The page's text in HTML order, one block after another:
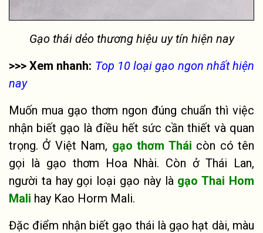
Gạo thái dẻo thương hiệu uy tín hiện nay
>>> Xem nhanh: Top 10 loại gạo ngon nhất hiện
nay
Muốn mua gạo thơm ngon đúng chuẩn thì việc
nhận biết gạo là điều hết sức cần thiết và quan
trọng. Ở Việt Nam, gạo thơm Thái còn có tên
gọi là gạo thơm Hoa Nhài. Còn ở Thái Lan,
người ta hay gọi loại gạo này là gạo Thai Hom
Mali hay Kao Horm Mali.
Đặc điểm nhận biết gạo thái là gạo hạt dài, màu